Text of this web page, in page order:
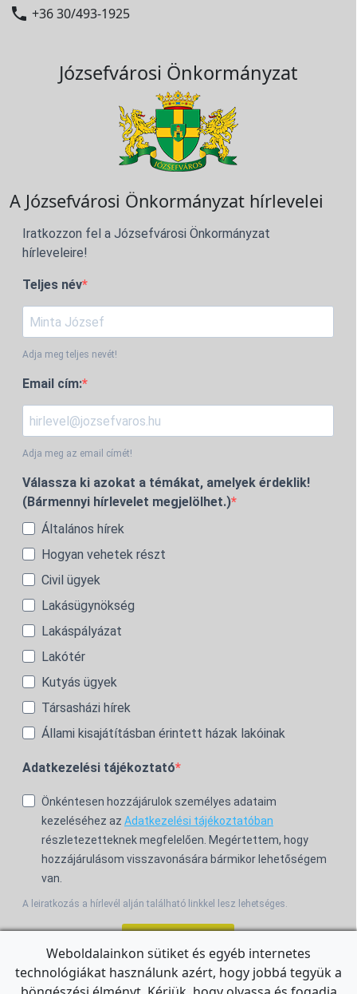
 +36 30/493-1925
Józsefvárosi Önkormányzat
A Józsefvárosi Önkormányzat hírlevelei
Iratkozzon fel a Józsefvárosi Önkormányzat
hírleveleire!
Teljes név
Adja meg teljes nevét!
Email cím:
Adja meg az email címét!
Válassza ki azokat a témákat, amelyek érdeklik!
(Bármennyi hírlevelet megjelölhet.)
Általános hírek
Hogyan vehetek részt
Civil ügyek
Lakásügynökség
Lakáspályázat
Lakótér
Kutyás ügyek
Társasházi hírek
Állami kisajátításban érintett házak lakóinak
Adatkezelési tájékoztató
Önkéntesen hozzájárulok személyes adataim
kezeléséhez az Adatkezelési tájékoztatóban
részletezetteknek megfelelően. Megértettem, hogy
hozzájárulásom visszavonására bármikor lehetőségem
van.
A leiratkozás a hírlevél alján található linkkel lesz lehetséges.
For the English Newsletter, clickHERE.
Weboldalainkon sütiket és egyéb internetes
technológiákat használunk azért, hogy jobbá tegyük a